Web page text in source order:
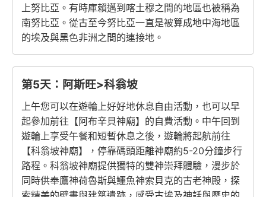
上努比亞。有時庫賴邁到喀土穆之間的地區也被稱為
南努比亞。從古至今努比亞一直是被算成地中海地區
的埃及與黑色非洲之間的連接地。
第5天：阿斯旺>科翁坡
上午您可以在遊輪上好好地休息自由活動，也可以早
起參加前往【阿布辛貝神廟】的自費活動。中午回到
遊輪上享受午餐和短暫休息之後，遊輪將起航前往
【科翁坡神廟】，停靠碼頭距離神廟約5-20分鐘步行
路程。科翁坡神廟提供獨特的雙神崇拜體驗，漫步於
同時供奉鷹神荷魯斯與鱷魚神索貝克的古老神殿，探